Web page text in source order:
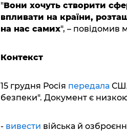
"Вони хочуть створити
впливати на країни,
на нас самих", – повідомив
Контекст
15 грудня Росія передалаСША
безпеки". Документ є
- вивести війська й